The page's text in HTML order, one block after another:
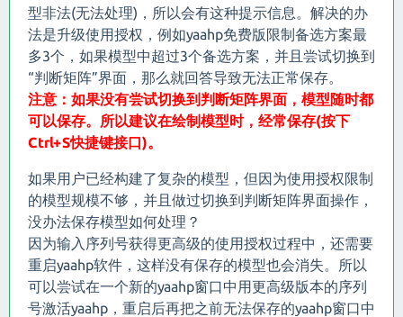
型非法(无法处理)，所以会有这种提示信息。解决的办
法是升级使用授权，例如yaahp免费版限制备选方案最
多3个，如果模型中超过3个备选方案，并且尝试切换到
“判断矩阵”界面，那么就回答导致无法正常保存。
注意：如果没有尝试切换到判断矩阵界面，模型随时都
可以保存。所以建议在绘制模型时，经常保存(按下
Ctrl+S快捷键接口)。
如果用户已经构建了复杂的模型，但因为使用授权限制
的模型规模不够，并且做过切换到判断矩阵界面操作，
没办法保存模型如何处理？
因为输入序列号获得更高级的使用授权过程中，还需要
重启yaahp软件，这样没有保存的模型也会消失。所以
可以尝试在一个新的yaahp窗口中用更高级版本的序列
号激活yaahp，重启后再把之前无法保存的yaahp窗口中